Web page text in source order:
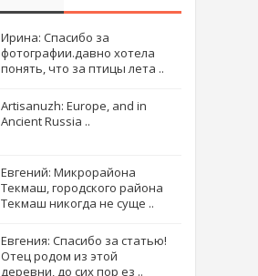
Ирина: Спасибо за
фотографии.давно хотела
понять, что за птицы лета ..
Artisanuzh: Europe, and in
Ancient Russia ..
Евгений: Микрорайона
Текмаш, городского района
Текмаш никогда не суще ..
Евгения: Спасибо за статью!
Отец родом из этой
деревни, до сих пор ез ..